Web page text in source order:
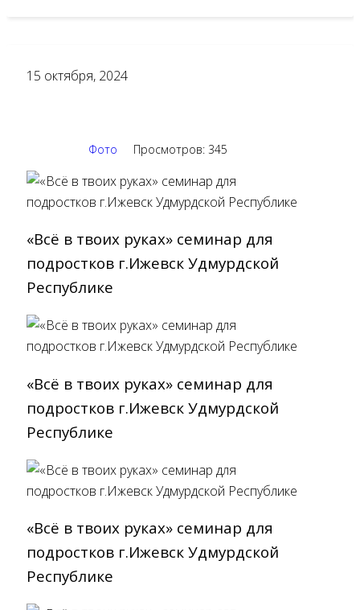
15 октября, 2024
Фото Просмотров: 345
«Всё в твоих руках» cеминар для
подростков г.Ижевск Удмурдской
Республике
«Всё в твоих руках» cеминар для
подростков г.Ижевск Удмурдской
Республике
«Всё в твоих руках» cеминар для
подростков г.Ижевск Удмурдской
Республике